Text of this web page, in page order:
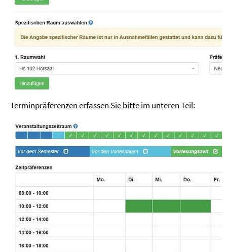
Terminpräferenzen erfassen Sie bitte im unteren Teil: